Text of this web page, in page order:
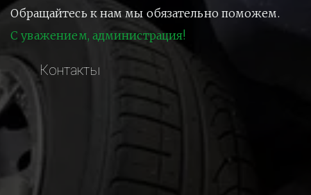
Обращайтесь к нам мы обязательно поможем.
С уважением, администрация!
Контакты